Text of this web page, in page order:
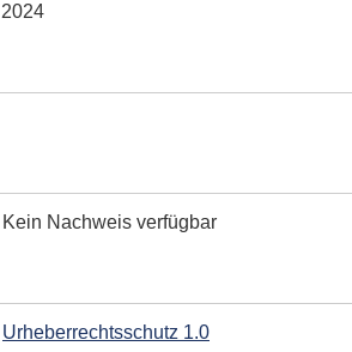
2024
Kein Nachweis verfügbar
Urheberrechtsschutz 1.0